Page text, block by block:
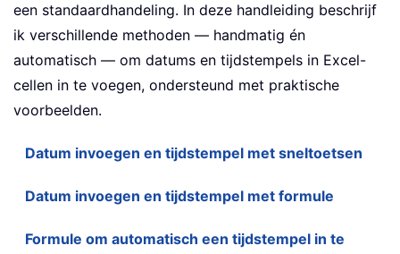
een standaardhandeling. In deze handleiding beschrijf
ik verschillende methoden — handmatig én
automatisch — om datums en tijdstempels in Excel-
cellen in te voegen, ondersteund met praktische
voorbeelden.
Datum invoegen en tijdstempel met sneltoetsen
Datum invoegen en tijdstempel met formule
Formule om automatisch een tijdstempel in te